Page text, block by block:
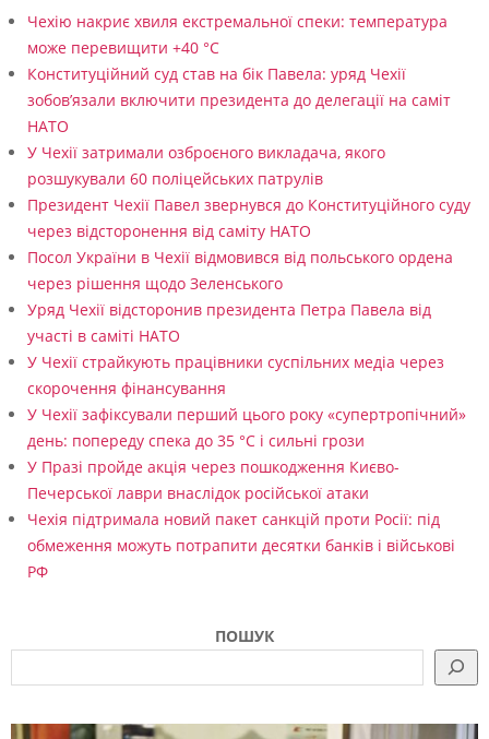
Чехію накриє хвиля екстремальної спеки: температура
може перевищити +40 °C
Конституційний суд став на бік Павела: уряд Чехії
зобов’язали включити президента до делегації на саміт
НАТО
У Чехії затримали озброєного викладача, якого
розшукували 60 поліцейських патрулів
Президент Чехії Павел звернувся до Конституційного суду
через відсторонення від саміту НАТО
Посол України в Чехії відмовився від польського ордена
через рішення щодо Зеленського
Уряд Чехії відсторонив президента Петра Павела від
участі в саміті НАТО
У Чехії страйкують працівники суспільних медіа через
скорочення фінансування
У Чехії зафіксували перший цього року «супертропічний»
день: попереду спека до 35 °C і сильні грози
У Празі пройде акція через пошкодження Києво-
Печерської лаври внаслідок російської атаки
Чехія підтримала новий пакет санкцій проти Росії: під
обмеження можуть потрапити десятки банків і військові
РФ
ПОШУК